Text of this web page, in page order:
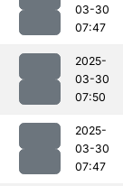
03-30
07:47
2025-
03-30
07:50
2025-
03-30
07:47